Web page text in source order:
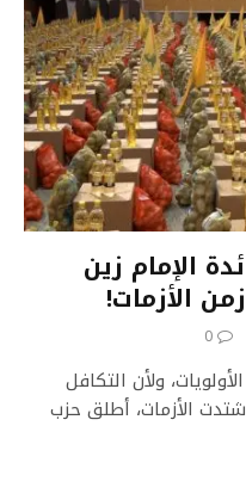
الإمام زين
الأزمات!
0
ولأن التكافل
الأزمات، أطلق حزب